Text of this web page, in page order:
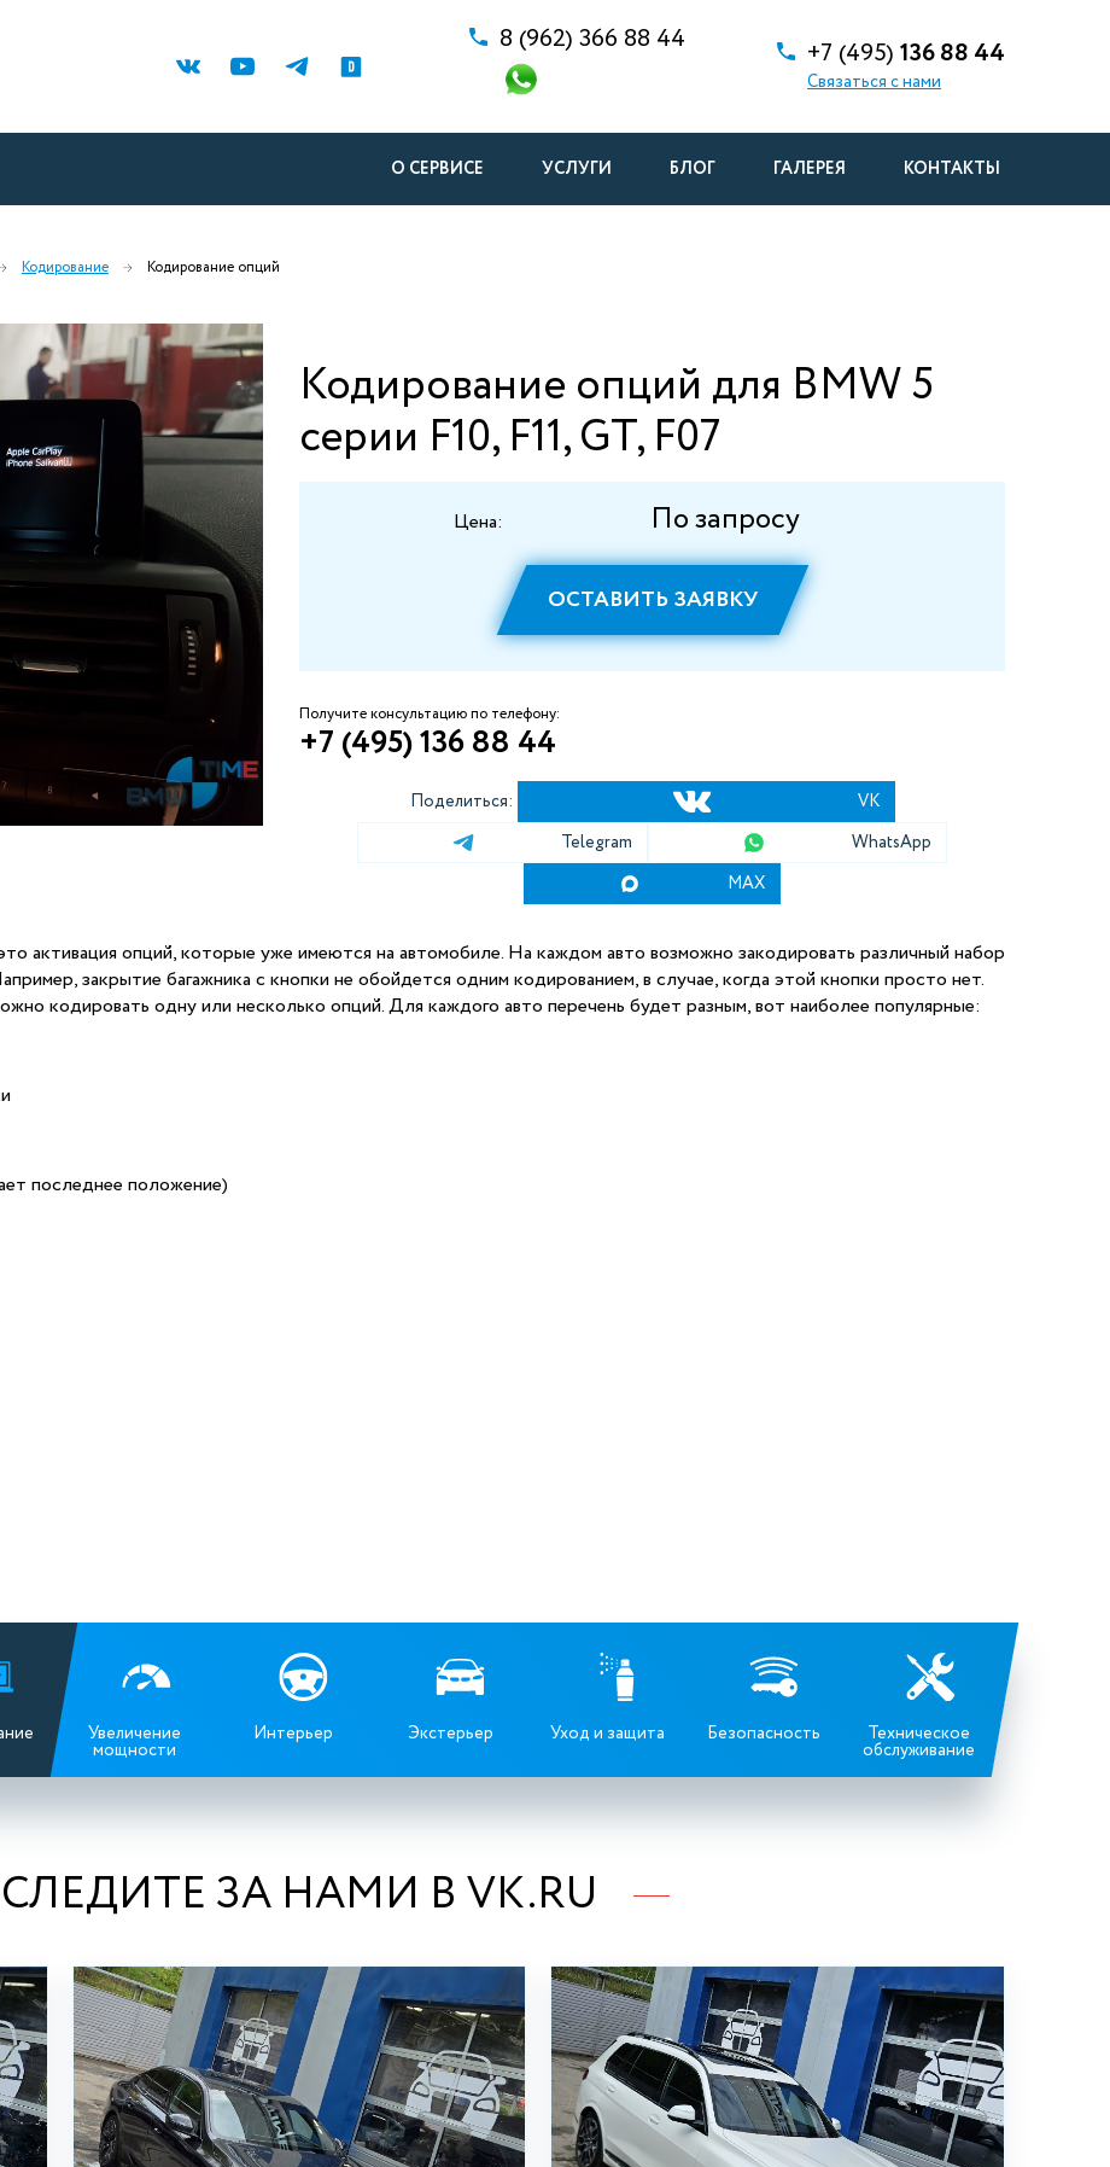
8 (962) 366 88 44 +7 (495) 136 88 44
Связаться с нами
О СЕРВИСЕ УСЛУГИ БЛОГ ГАЛЕРЕЯ КОНТАКТЫ
Кодирование Кодирование опций
Кодирование опций для BMW 5
серии F10, F11, GT, F07
Цена: По запросу
ОСТАВИТЬ ЗАЯВКУ
Получите консультацию по телефону:
+7 (495) 136 88 44
Поделиться:
VK
Telegram
WhatsApp
MAX
активация опций, которые уже имеются на автомобиле. На каждом авто возможно закодировать различный набор
закрытие багажника с кнопки не обойдется одним кодированием, в случае, когда этой кнопки просто нет.
кодировать одну или несколько опций. Для каждого авто перечень будет разным, вот наиболее популярные:
последнее положение)
Увеличение
мощности
Интерьер Экстерьер Уход и защита Безопасность Техническое
обслуживание
СЛЕДИТЕ ЗА НАМИ В VK.RU